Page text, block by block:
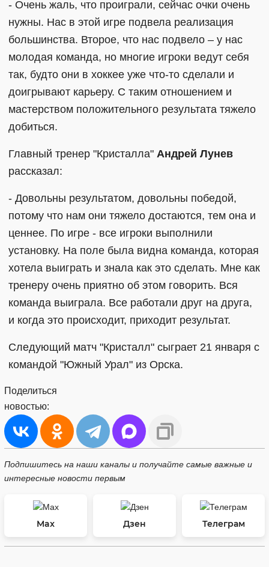
- Очень жаль, что проиграли, сейчас очки очень
нужны. Нас в этой игре подвела реализация
большинства. Второе, что нас подвело – у нас
молодая команда, но многие игроки ведут себя
так, будто они в хоккее уже что-то сделали и
доигрывают карьеру. С таким отношением и
мастерством положительного результата тяжело
добиться.
Главный тренер "Кристалла" Андрей Лунев
рассказал:
- Довольны результатом, довольны победой,
потому что нам они тяжело достаются, тем она и
ценнее. По игре - все игроки выполнили
установку. На поле была видна команда, которая
хотела выиграть и знала как это сделать. Мне как
тренеру очень приятно об этом говорить. Вся
команда выиграла. Все работали друг на друга,
и когда это происходит, приходит результат.
Следующий матч "Кристалл" сыграет 21 января с
командой "Южный Урал" из Орска.
Поделиться
новостью:
Подпишитесь на наши каналы и получайте самые важные и
интересные новости первым
Max Дзен Телеграм